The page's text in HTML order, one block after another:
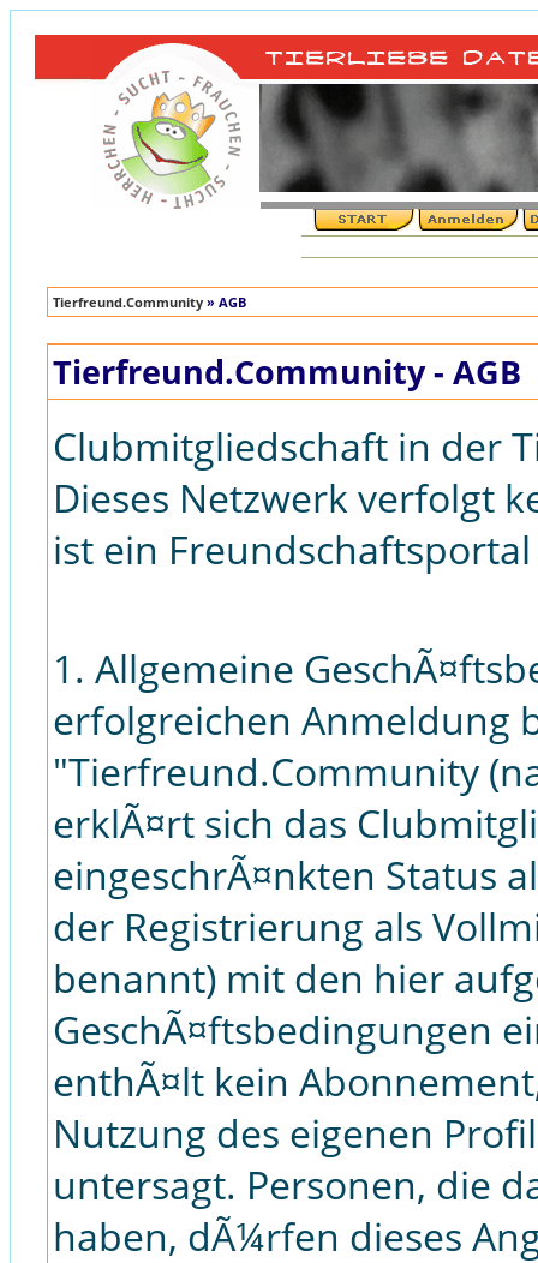
Tierfreund.Community » AGB
Tierfreund.Community - AGB
Clubmitgliedschaft in der
Dieses Netzwerk verfolgt
ist ein Freundschaftsportal
1. Allgemeine
erfolgreichen Anmeldung
"Tierfreund.Community
erklÃ¤rt sich das
eingeschrÃ¤nkten Status
der Registrierung als
benannt) mit den hier
GeschÃ¤ftsbedingungen
enthÃ¤lt kein
Nutzung des eigenen
untersagt. Personen, die
haben, dÃ¼rfen dieses